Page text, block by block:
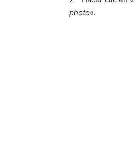
photo«.